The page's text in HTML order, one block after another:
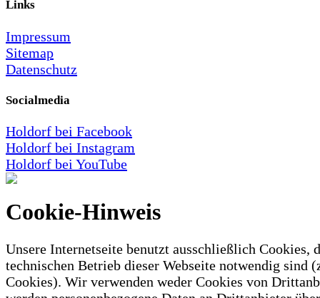
Links
Impressum
Sitemap
Datenschutz
Socialmedia
Holdorf bei Facebook
Holdorf bei Instagram
Holdorf bei YouTube
Cookie-Hinweis
Unsere Internetseite benutzt ausschließlich Cookies,
technischen Betrieb dieser Webseite notwendig sind
Cookies). Wir verwenden weder Cookies von